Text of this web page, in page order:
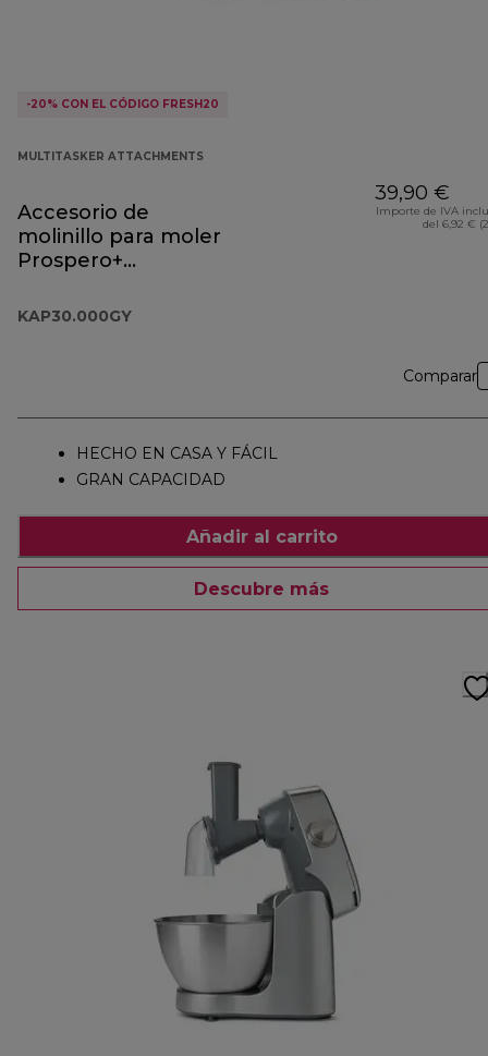
-20% CON EL CÓDIGO FRESH20
MULTITASKER ATTACHMENTS
Accesorio de
molinillo para moler
Prospero+
KAP30.000GY
39,90 €
Importe de IVA
del 6,92 €
Comparar
HECHO EN CASA Y FÁCIL
GRAN CAPACIDAD
Añadir al carrito
Descubre más